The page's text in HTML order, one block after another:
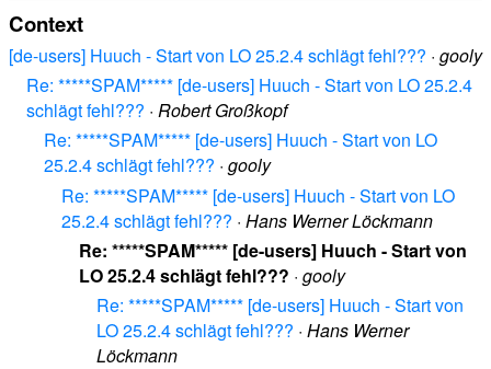
Context
[de-users] Huuch - Start von LO 25.2.4 schlägt fehl??? · gooly
Re: *****SPAM***** [de-users] Huuch - Start von LO 25.2.4
schlägt fehl??? · Robert Großkopf
Re: *****SPAM***** [de-users] Huuch - Start von LO
25.2.4 schlägt fehl??? · gooly
Re: *****SPAM***** [de-users] Huuch - Start von LO
25.2.4 schlägt fehl??? · Hans Werner Löckmann
Re: *****SPAM***** [de-users] Huuch - Start von
LO 25.2.4 schlägt fehl??? · gooly
Re: *****SPAM***** [de-users] Huuch - Start von
LO 25.2.4 schlägt fehl??? · Hans Werner
Löckmann